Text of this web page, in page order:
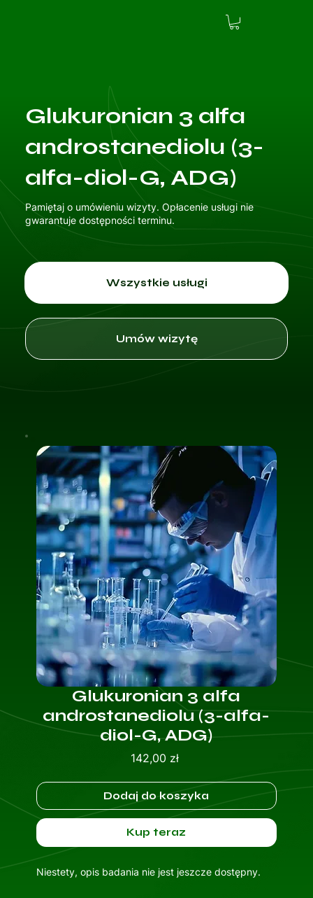
Glukuronian 3 alfa
androstanediolu (3-
alfa-diol-G, ADG)
Pamiętaj o umówieniu wizyty. Opłacenie usługi nie
gwarantuje dostępności terminu.
Wszystkie usługi
Umów wizytę
Glukuronian 3 alfa
androstanediolu (3-alfa-
diol-G, ADG)
142,00 złCena
Dodaj do koszyka
Kup teraz
Niestety, opis badania nie jest jeszcze dostępny.